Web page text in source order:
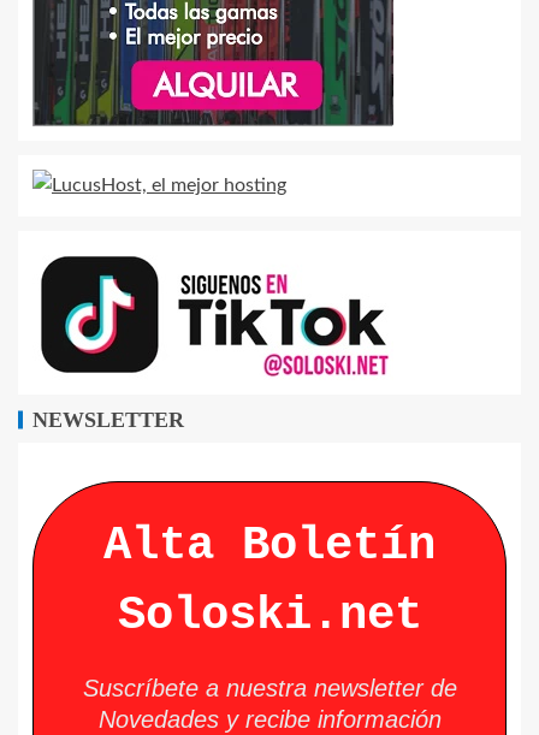
NEWSLETTER
Alta Boletín
Soloski.net
Suscríbete a nuestra newsletter de
Novedades y recibe información